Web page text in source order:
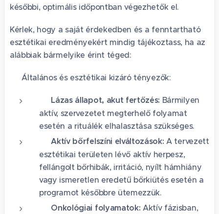
későbbi, optimális időpontban végezhetők el.
Kérlek, hogy a saját érdekedben és a fenntartható
esztétikai eredményekért mindig tájékoztass, ha az
alábbiak bármelyike érint téged:
🚫 Általános és esztétikai kizáró tényezők:
🌡️ Lázas állapot, akut fertőzés: Bármilyen
aktív, szervezetet megterhelő folyamat
esetén a rituálék elhalasztása szükséges.
🩺 Aktív bőrfelszíni elváltozások: A tervezett
esztétikai területen lévő aktív herpesz,
fellángolt bőrhibák, irritáció, nyílt hámhiány
vagy ismeretlen eredetű bőrkiütés esetén a
programot későbbre ütemezzük.
🔬 Onkológiai folyamatok: Aktív fázisban,